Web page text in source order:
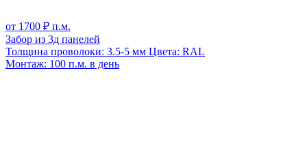
от 1700 ₽ п.м.
Забор из 3д панелей
Толщина проволоки: 3.5-5 мм Цвета: RAL
Монтаж: 100 п.м. в день